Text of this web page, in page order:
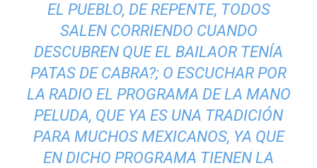
EL PUEBLO, DE REPENTE, TODOS
SALEN CORRIENDO CUANDO
DESCUBREN QUE EL BAILAOR TENÍA
PATAS DE CABRA?; O ESCUCHAR POR
LA RADIO EL PROGRAMA DELA MANO
PELUDA, QUE YA ES UNA TRADICIÓN
PARA MUCHOS MEXICANOS, YA QUE
EN DICHO PROGRAMA TIENEN LA